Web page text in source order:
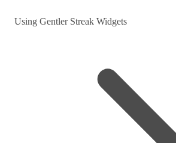
Using Gentler Streak Widgets